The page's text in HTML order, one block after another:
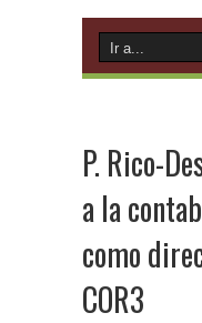
P. Rico-
a la
como
COR3